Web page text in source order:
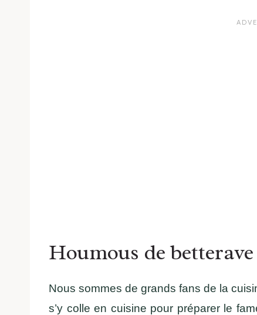
Houmous de betterave
Nous sommes de grands fans de la
s’y colle en cuisine pour préparer le